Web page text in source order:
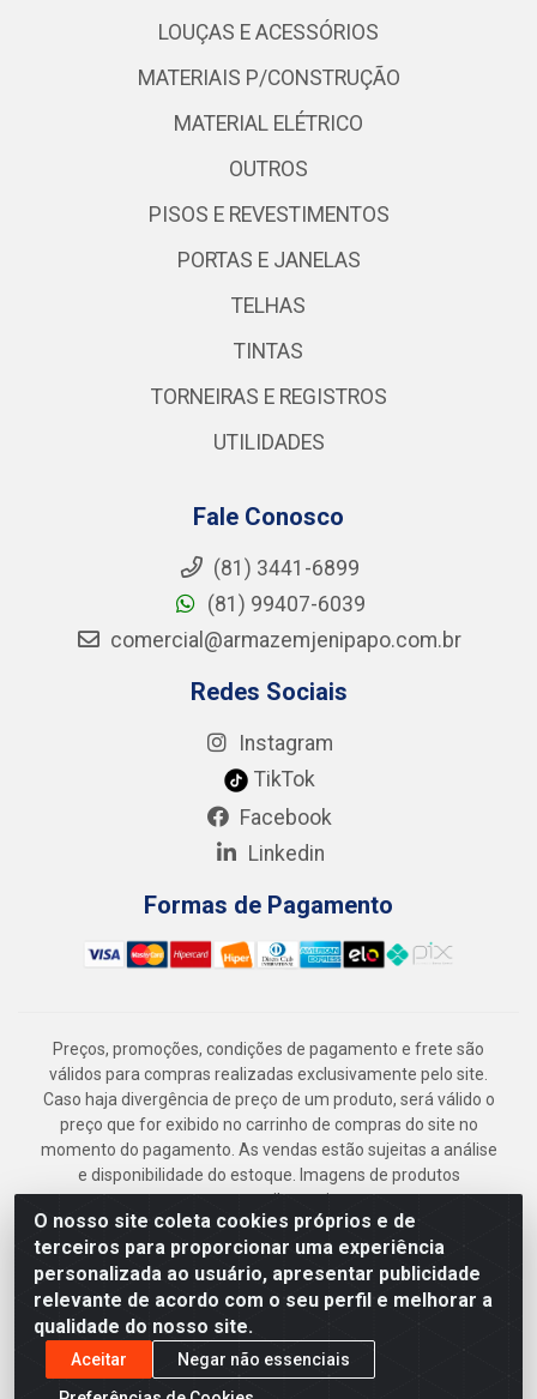
O nosso site coleta cookies próprios e de
terceiros para proporcionar uma experiência
personalizada ao usuário, apresentar publicidade
relevante de acordo com o seu perfil e melhorar a
qualidade do nosso site.
Aceitar
Negar não essenciais
LOUÇAS E ACESSÓRIOS
MATERIAIS P/CONSTRUÇÃO
MATERIAL ELÉTRICO
OUTROS
PISOS E REVESTIMENTOS
PORTAS E JANELAS
TELHAS
TINTAS
TORNEIRAS E REGISTROS
UTILIDADES
Fale Conosco
(81) 3441-6899
(81) 99407-6039
comercial@armazemjenipapo.com.br
Redes Sociais
Instagram
TikTok
Facebook
Linkedin
Formas de Pagamento
Preços, promoções, condições de pagamento e frete são
válidos para compras realizadas exclusivamente pelo site.
Caso haja divergência de preço de um produto, será válido o
preço que for exibido no carrinho de compras do site no
momento do pagamento. As vendas estão sujeitas a análise
e disponibilidade do estoque. Imagens de produtos
meramente ilustrativas.
Armazém Jenipapo Materiais de Construção em Geral
LTDA - Rua das Flores, 2691 - Guabiraba, Recife/PE - CEP
52.291-630 - CNPJ 41.097.379/0001-